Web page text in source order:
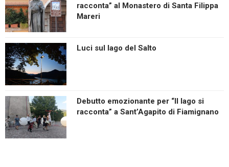
racconta” al Monastero di Santa Filippa
Mareri
Luci sul lago del Salto
Debutto emozionante per “Il lago si
racconta” a Sant’Agapito di Fiamignano